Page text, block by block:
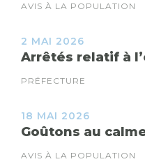
AVIS À LA POPULATION
2 MAI 2026
Arrêtés relatif à
PRÉFECTURE
18 MAI 2026
Goûtons au
AVIS À LA POPULATION